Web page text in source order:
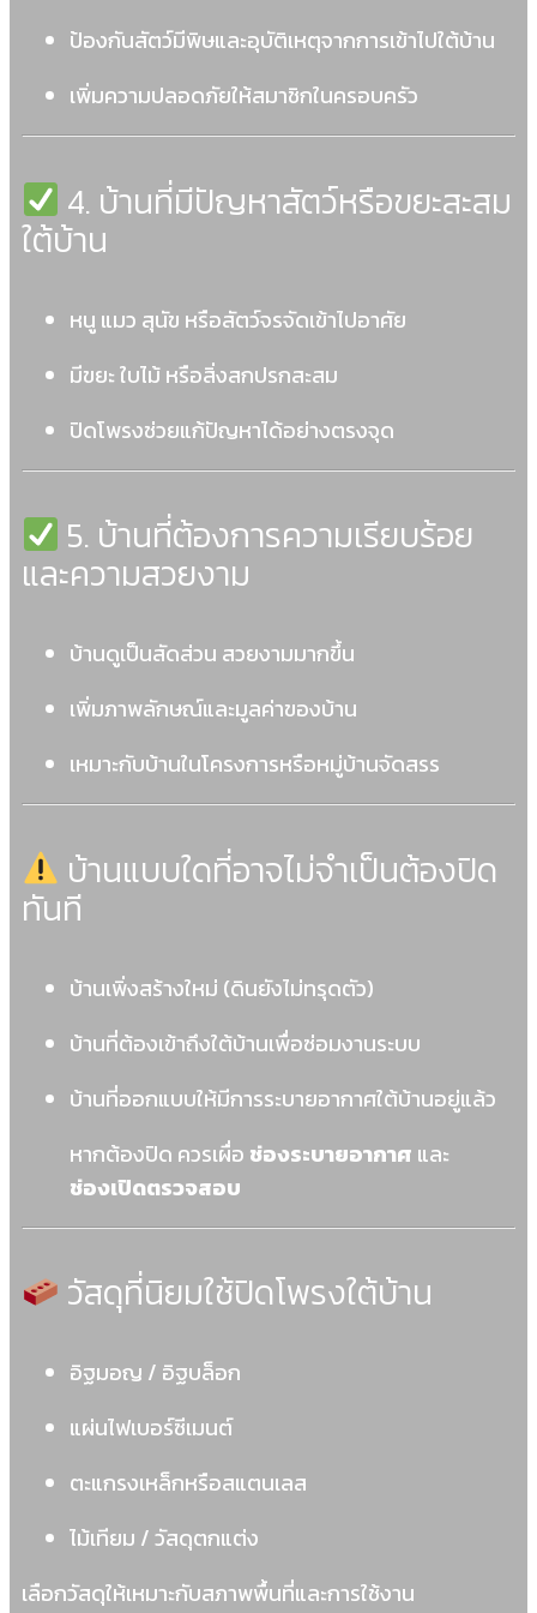
ป้องกันสัตว์มีพิษและอุบัติเหตุจากการเข้าไปใต้บ้าน
เพิ่มความปลอดภัยให้สมาชิกในครอบครัว
4. บ้านที่มีปัญหาสัตว์หรือขยะสะสม
ใต้บ้าน
หนู แมว สุนัข หรือสัตว์จรจัดเข้าไปอาศัย
มีขยะ ใบไม้ หรือสิ่งสกปรกสะสม
ปิดโพรงช่วยแก้ปัญหาได้อย่างตรงจุด
5. บ้านที่ต้องการความเรียบร้อย
และความสวยงาม
บ้านดูเป็นสัดส่วน สวยงามมากขึ้น
เพิ่มภาพลักษณ์และมูลค่าของบ้าน
เหมาะกับบ้านในโครงการหรือหมู่บ้านจัดสรร
บ้านแบบใดที่อาจไม่จำเป็นต้องปิด
ทันที
บ้านเพิ่งสร้างใหม่ (ดินยังไม่ทรุดตัว)
บ้านที่ต้องเข้าถึงใต้บ้านเพื่อซ่อมงานระบบ
บ้านที่ออกแบบให้มีการระบายอากาศใต้บ้านอยู่แล้ว
หากต้องปิด ควรเผื่อ ช่องระบายอากาศ และ
ช่องเปิดตรวจสอบ
วัสดุที่นิยมใช้ปิดโพรงใต้บ้าน
อิฐมอญ / อิฐบล็อก
แผ่นไฟเบอร์ซีเมนต์
ตะแกรงเหล็กหรือสแตนเลส
ไม้เทียม / วัสดุตกแต่ง
เลือกวัสดุให้เหมาะกับสภาพพื้นที่และการใช้งาน